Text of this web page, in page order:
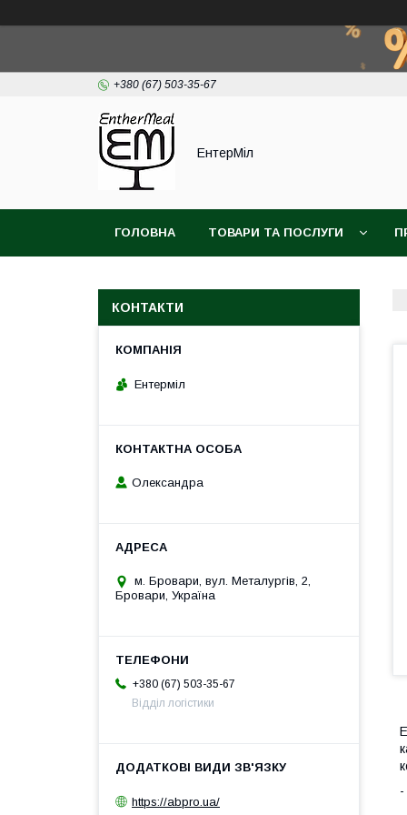
+380 (67) 503-35-67
ЕнтерМіл
ГОЛОВНА ТОВАРИ ТА ПОСЛУГИ
-
КОНТАКТИ
Ентерміл
Олександра
м. Бровари, вул. Металургів, 2,
Бровари, Україна
+380 (67) 503-35-67
Відділ логістики
https://abpro.ua/